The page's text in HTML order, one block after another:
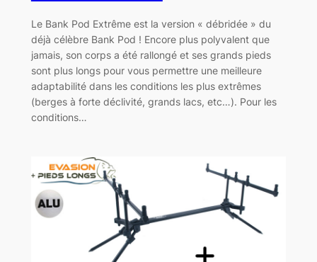
Le Bank Pod Extrême est la version « débridée » du
déjà célèbre Bank Pod ! Encore plus polyvalent que
jamais, son corps a été rallongé et ses grands pieds
sont plus longs pour vous permettre une meilleure
adaptabilité dans les conditions les plus extrêmes
(berges à forte déclivité, grands lacs, etc…). Pour les
conditions…